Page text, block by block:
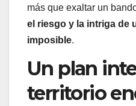
más que exaltar un
el riesgo y la intriga de
imposible.
Un plan
territorio